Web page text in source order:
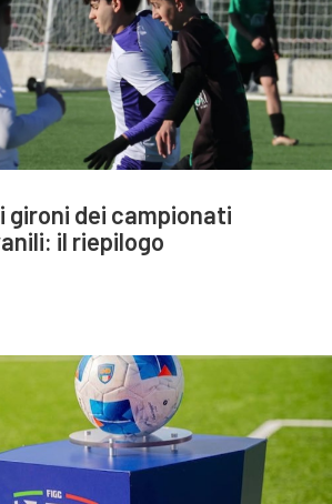
gironi dei campionati
il riepilogo